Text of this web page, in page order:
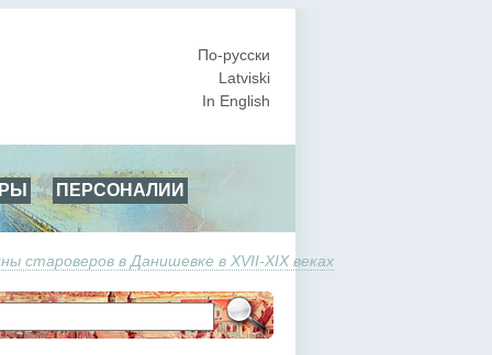
По-русски
Latviski
In English
ПЕРСОНАЛИИ
староверов в Данишевке в XVII-XIX веках